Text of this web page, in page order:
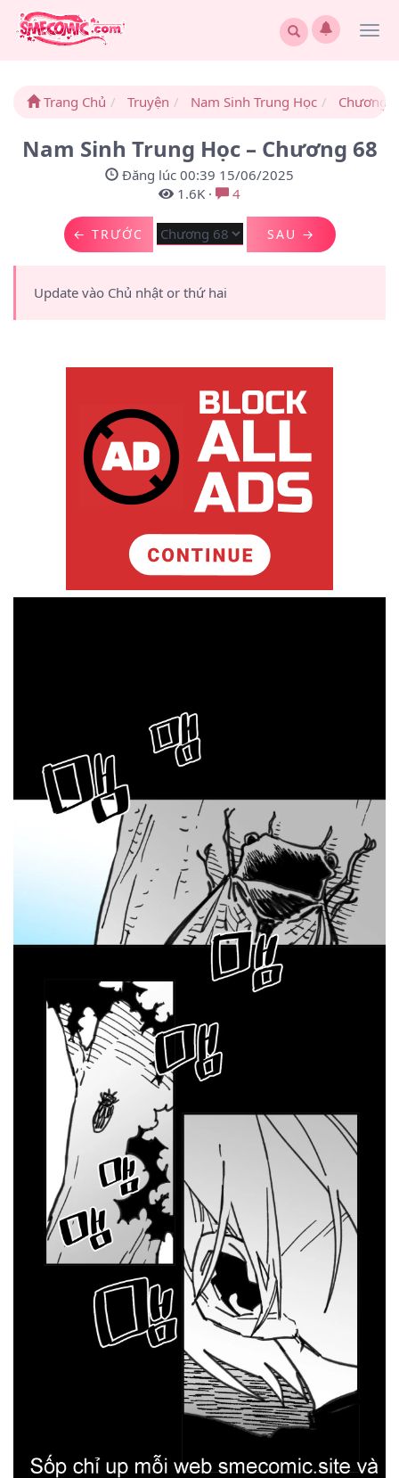
Trang Chủ Truyện Nam Sinh Trung Học Chương
Nam Sinh Trung Học – Chương 68
Đăng lúc 00:39 15/06/2025
1.6K · 4
← TRƯỚC SAU →
Update vào Chủ nhật or thứ hai